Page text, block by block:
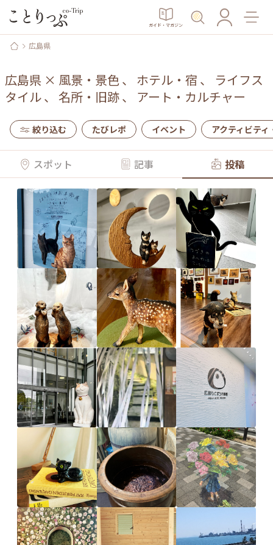
ガイド・マガジン
広島県
広島県 × 風景・景色、 ホテル・宿 、 ライフス
タイル、 名所・旧跡、 アート・カルチャー
絞り込む たびレポ イベント アクティビティ
スポット 記事 投稿